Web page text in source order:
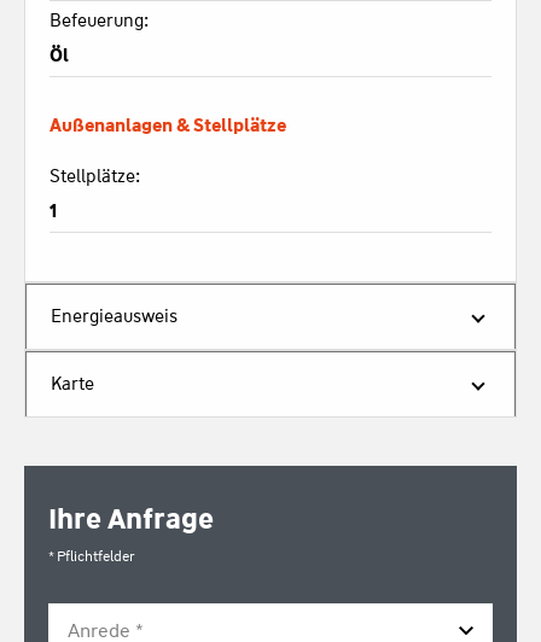
Befeuerung:
Öl
Außenanlagen & Stellplätze
Stellplätze:
1
Energieausweis
Karte
Ihre Anfrage
* Pflichtfelder